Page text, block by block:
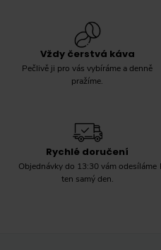
Vždy čerstvá káva
Pečlivě ji pro vás vybíráme a denně
pražíme.
Rychlé doručení
Objednávky do 13:30 vám odesíláme
ten samý den.